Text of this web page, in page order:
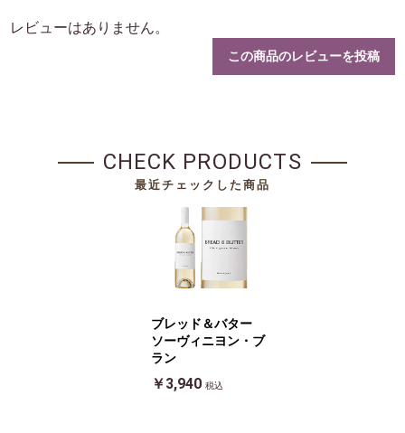
レビューはありません。
この商品のレビューを投稿
CHECK PRODUCTS
最近チェックした商品
ブレッド＆バター
ソーヴィニヨン・ブ
ラン
￥3,940 税込